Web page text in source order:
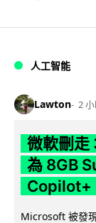
人工智能
Lawton 2
微軟刪走
為 8GB
Copilot+
Microsoft 被發